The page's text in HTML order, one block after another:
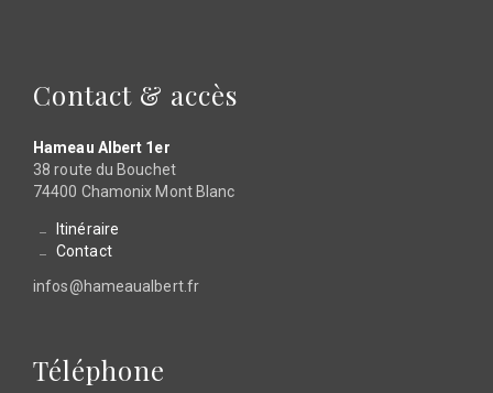
Contact & accès
Hameau Albert 1er
38 route du Bouchet
74400 Chamonix Mont Blanc
Itinéraire
Contact
infos@hameaualbert.fr
Téléphone